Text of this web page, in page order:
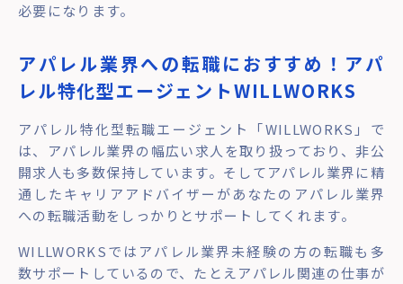
必要になります。
アパレル業界への転職におすすめ！アパ
レル特化型エージェントWILLWORKS
アパレル特化型転職エージェント「WILLWORKS」で
は、アパレル業界の幅広い求人を取り扱っており、非公
開求人も多数保持しています。そしてアパレル業界に精
通したキャリアアドバイザーがあなたのアパレル業界
への転職活動をしっかりとサポートしてくれます。
WILLWORKSではアパレル業界未経験の方の転職も多
数サポートしているので、たとえアパレル関連の仕事が